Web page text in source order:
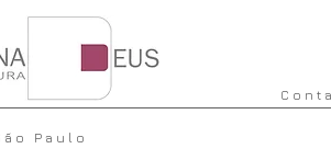
Paulo